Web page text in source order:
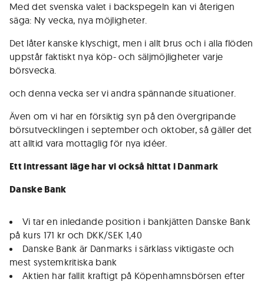
Med det svenska valet i backspegeln kan vi återigen
säga: Ny vecka, nya möjligheter.
Det låter kanske klyschigt, men i allt brus och i alla flöden
uppstår faktiskt nya köp- och säljmöjligheter varje
börsvecka.
och denna vecka ser vi andra spännande situationer.
Även om vi har en försiktig syn på den övergripande
börsutvecklingen i september och oktober, så gäller det
att alltid vara mottaglig för nya idéer.
Ett intressant läge har vi också hittat i Danmark
Danske Bank
Vi tar en inledande position i bankjätten Danske Bank
på kurs 171 kr och DKK/SEK 1,40
Danske Bank är Danmarks i särklass viktigaste och
mest systemkritiska bank
Aktien har fallit kraftigt på Köpenhamnsbörsen efter